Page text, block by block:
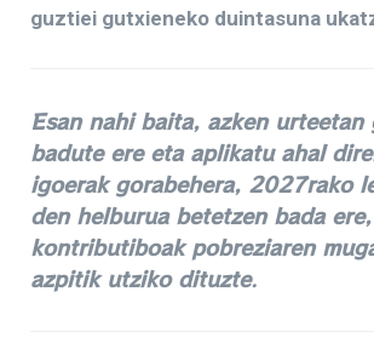
guztiei gutxieneko duintasuna
Esan nahi baita, azken urteetan
badute ere eta aplikatu ahal
igoerak gorabehera, 2027rako
den helburua betetzen bada
kontributiboak pobreziaren
azpitik utziko dituzte.